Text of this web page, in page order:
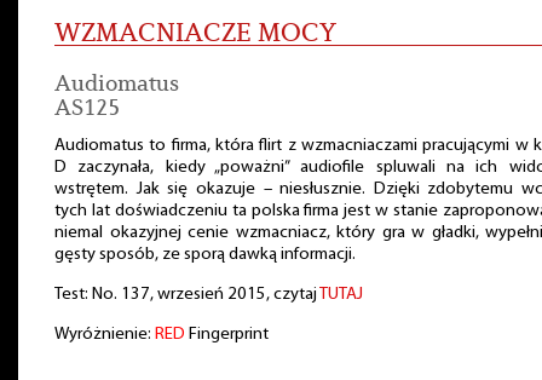
WZMACNIACZE MOCY
Audiomatus
AS125
Audiomatus to firma, która flirt z wzmacniaczami pracującymi w
D zaczynała, kiedy „poważni” audiofile spluwali na ich
wstrętem. Jak się okazuje – niesłusznie. Dzięki zdobytemu
tych lat doświadczeniu ta polska firma jest w stanie
niemal okazyjnej cenie wzmacniacz, który gra w gładki,
gęsty sposób, ze sporą dawką informacji.
Test: No. 137, wrzesień 2015, czytaj TUTAJ
Wyróżnienie: RED Fingerprint